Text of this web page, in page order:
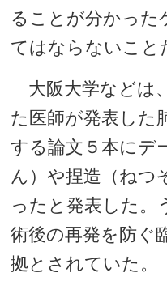
ることが分かった
てはならないこと
大阪大学などは
た医師が発表した
する論文５本にデ
ん）や捏造（ねつ
ったと発表した。
術後の再発を防ぐ
拠とされていた。